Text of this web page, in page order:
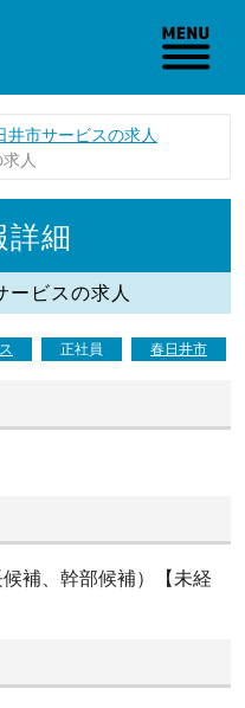
井市サービスの求人
人
細
ービスの求人
正社員 春日井市
補、幹部候補）【未経